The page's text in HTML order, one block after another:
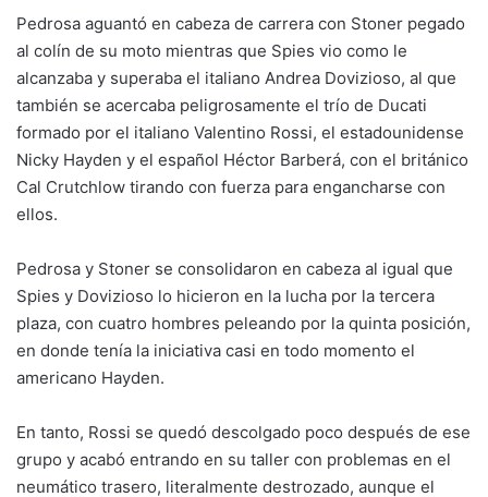
Pedrosa aguantó en cabeza de carrera con Stoner pegado
al colín de su moto mientras que Spies vio como le
alcanzaba y superaba el italiano Andrea Dovizioso, al que
también se acercaba peligrosamente el trío de Ducati
formado por el italiano Valentino Rossi, el estadounidense
Nicky Hayden y el español Héctor Barberá, con el británico
Cal Crutchlow tirando con fuerza para engancharse con
ellos.
Pedrosa y Stoner se consolidaron en cabeza al igual que
Spies y Dovizioso lo hicieron en la lucha por la tercera
plaza, con cuatro hombres peleando por la quinta posición,
en donde tenía la iniciativa casi en todo momento el
americano Hayden.
En tanto, Rossi se quedó descolgado poco después de ese
grupo y acabó entrando en su taller con problemas en el
neumático trasero, literalmente destrozado, aunque el